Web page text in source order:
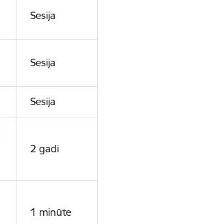
Sesija
Sesija
Sesija
2 gadi
1 minūte